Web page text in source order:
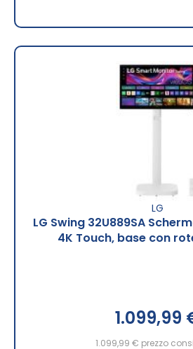
LG
LG Swing 32U889SA
4K Touch, base con
1.099,99
1.099,99 € prezzo